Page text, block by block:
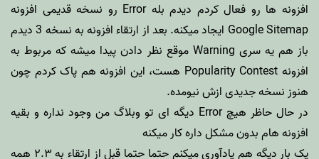
افزونه ها رو فعال کردم دیدم بله Error رو نسخه قدیمی افزونه
Google Sitemap
ایجاد میکنه. بعد از ارتقاء افزونه به نسخه 3 دیدم
باز هم یه سری Warning موقع نظر دادن پیدا میشه که مربوط به
افزونه Popularity Contest هست، این افزونه هم پاک کردم چون
هنوز نسخه جدیدی ازش نیومده.
در حال حاظر هیچ Error دیگه ای تو وبلاگ من وجود نداره و بقیه
افزونه هام بدون مشکل داره کار میکنه
یک بار دیگه هم یادآوری میکنم حتما حتما قبل از ارتقاء به ۲.۳ همه